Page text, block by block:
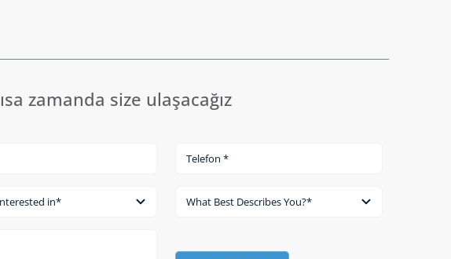
zamanda size ulaşacağız